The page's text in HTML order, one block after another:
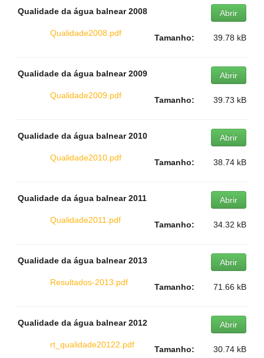
Qualidade da água balnear 2008
Qualidade2008.pdf
Abrir
Tamanho: 39.78 kB
Qualidade da água balnear 2009
Qualidade2009.pdf
Abrir
Tamanho: 39.73 kB
Qualidade da água balnear 2010
Qualidade2010.pdf
Abrir
Tamanho: 38.74 kB
Qualidade da água balnear 2011
Qualidade2011.pdf
Abrir
Tamanho: 34.32 kB
Qualidade da água balnear 2013
Resultados-2013.pdf
Abrir
Tamanho: 71.66 kB
Qualidade da água balnear 2012
rt_qualidade20122.pdf
Abrir
Tamanho: 30.74 kB